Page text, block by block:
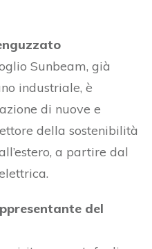
Sunbeam, già
industriale, è
di nuove e
della sostenibilità
a partire dal
del